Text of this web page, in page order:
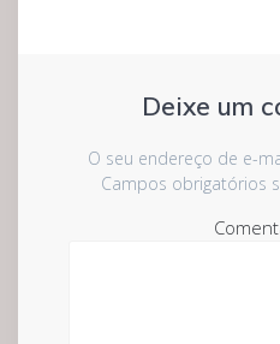
Deixe um
O seu endereço de e-
Campos obrigatórios